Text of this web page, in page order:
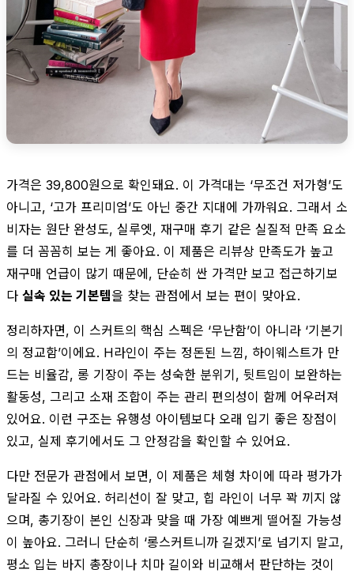
가격은 39,800원으로 확인돼요. 이 가격대는 ‘무조건 저가형’도
아니고, ‘고가 프리미엄’도 아닌 중간 지대에 가까워요. 그래서 소
비자는 원단 완성도, 실루엣, 재구매 후기 같은 실질적 만족 요소
를 더 꼼꼼히 보는 게 좋아요. 이 제품은 리뷰상 만족도가 높고
재구매 언급이 많기 때문에, 단순히 싼 가격만 보고 접근하기보
다 실속 있는 기본템을 찾는 관점에서 보는 편이 맞아요.
정리하자면, 이 스커트의 핵심 스펙은 ‘무난함’이 아니라 ‘기본기
의 정교함’이에요. H라인이 주는 정돈된 느낌, 하이웨스트가 만
드는 비율감, 롱 기장이 주는 성숙한 분위기, 뒷트임이 보완하는
활동성, 그리고 소재 조합이 주는 관리 편의성이 함께 어우러져
있어요. 이런 구조는 유행성 아이템보다 오래 입기 좋은 장점이
있고, 실제 후기에서도 그 안정감을 확인할 수 있어요.
다만 전문가 관점에서 보면, 이 제품은 체형 차이에 따라 평가가
달라질 수 있어요. 허리선이 잘 맞고, 힙 라인이 너무 꽉 끼지 않
으며, 총기장이 본인 신장과 맞을 때 가장 예쁘게 떨어질 가능성
이 높아요. 그러니 단순히 ‘롱스커트니까 길겠지’로 넘기지 말고,
평소 입는 바지 총장이나 치마 길이와 비교해서 판단하는 것이